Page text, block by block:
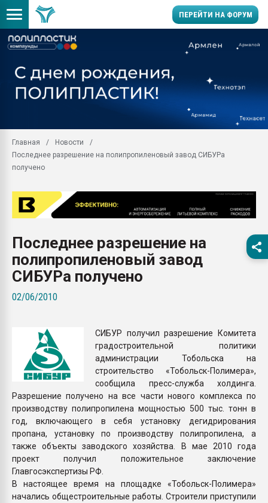
ПЕРЕЙТИ НА ФОРУМ
заводу пластмасс"
28.07.2026
первый план в
28.07.2026
ситуацией на
Главная
Новости
Последнее разрешение на полипропиленовый завод СИБУРа
получено
Последнее разрешение на
полипропиленовый завод
СИБУРа получено
02/06/2010
СИБУР получил разрешение Комитета
градостроительной политики
администрации Тобольска на
строительство «Тобольск-Полимера»,
сообщила пресс-служба холдинга.
Разрешение получено на все части нового комплекса по
производству полипропилена мощностью 500 тыс. тонн в
год, включающего в себя установку дегидрирования
пропана, установку по производству полипропилена, а
также объекты заводского хозяйства. В мае 2010 года
проект получил положительное заключение
Главгосэкспертизы РФ.
В настоящее время на площадке «Тобольск-Полимера»
начались общестроительные работы. Строители приступили